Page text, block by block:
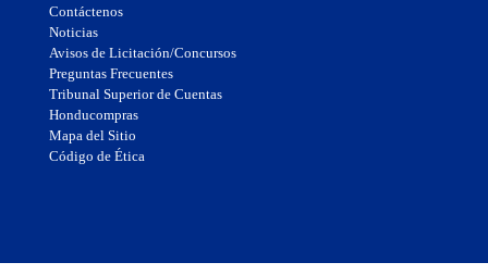
Contáctenos
Noticias
Avisos de Licitación/Concursos
Preguntas Frecuentes
Tribunal Superior de Cuentas
Honducompras
Mapa del Sitio
Código de Ética